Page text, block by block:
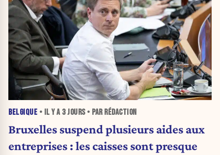
BELGIQUE • IL Y A 3 JOURS• PAR RÉDACTION
Bruxelles suspend plusieurs aides aux
entreprises : les caisses sont presque